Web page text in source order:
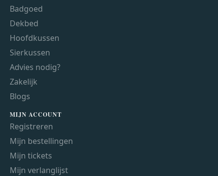
Badgoed
Dekbed
Hoofdkussen
Sierkussen
Advies nodig?
Zakelijk
Blogs
MIJN ACCOUNT
Registreren
Mijn bestellingen
Mijn tickets
Mijn verlanglijst